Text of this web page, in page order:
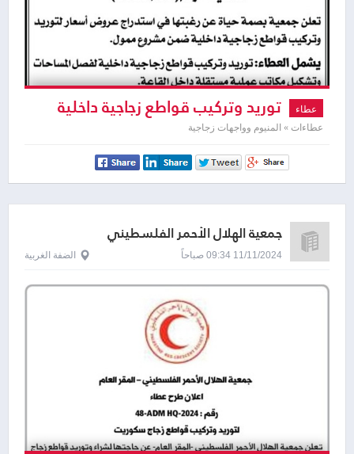
عطاء توريد وتركيب قواطع زجاجية داخلية
عطاءات » المنيوم وواجهات زجاجية
جمعية الهلال الأحمر الفلسطيني
11/11/2024 09:34 صباحاً الضفة الغربية